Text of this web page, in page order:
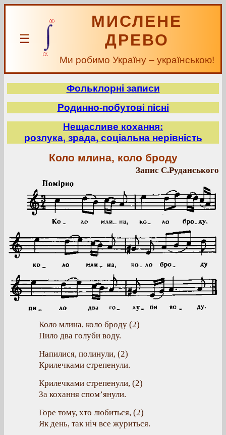
☰
МИСЛЕНЕ
ДРЕВО
Ми робимо Україну – українською!
Фольклорні записи
Родинно-побутові пісні
Нещасливе кохання:
розлука, зрада, соціальна нерівність
Коло млина, коло броду
Запис С.Руданського
Коло млина, коло броду (2)
Пило два голуби воду.
Напилися, полинули, (2)
Крилечками стрепенули.
Крилечками стрепенули, (2)
За кохання спом’янули.
Горе тому, хто любиться, (2)
Як день, так ніч все журиться.